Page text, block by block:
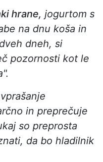
hrane, jogurtom s
na dnu koša in
dneh, si
pozornosti kot le
in preprečuje
so preprosta
da bo hladilnik